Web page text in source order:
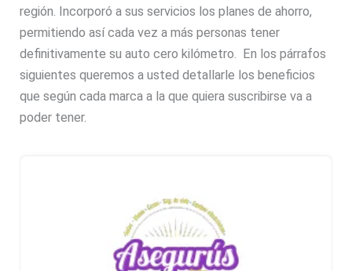
región. Incorporó a sus servicios los planes de ahorro,
permitiendo así cada vez a más personas tener
definitivamente su auto cero kilómetro. En los párrafos
siguientes queremos a usted detallarle los beneficios
que según cada marca a la que quiera suscribirse va a
poder tener.